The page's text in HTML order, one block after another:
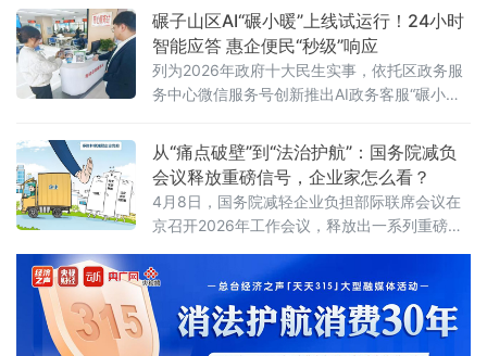
口区营商环境的由衷点赞，更是对渌口税务优
质服务的高度认可。“我们企业季节性、集中性
开票需求突出，过去常因额度不足影响开票和
回款，企业迁入渌口后，税务部门比我们更早
预判到开票高峰，主动提额让项目回款没耽
碾子山区AI“碾小暖”上线试运行！24小时
智能应答 惠企便民“秒级”响应
列为2026年政府十大民生实事，依托区政务服
务中心微信服务号创新推出AI政务客服“碾小
级。高站位部署谋划，把稳建设“方向盘”碾子山
区将政务AI建设作为优化营商环境“一把手”工
程，由区营商局牵头成立工作专
从“痛点破壁”到“法治护航”：国务院减负
会议释放重磅信号，企业家怎么看？
4月8日，国务院减轻企业负担部际联席会议在
京召开2026年工作会议，释放出一系列重磅政
策信号。会议强调，要坚持问题导向，聚焦企
业经营全链条痛点综合施策，持续破除体制机
制障碍与市场隐性壁垒，保障产业链供应链稳
定与企业生产经营安全，切实增强减负工作的
针对性有效性。